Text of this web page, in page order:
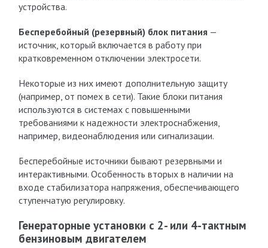
устройства.
Бесперебойный (резервный) блок питания—
источник, который включается в работу при
кратковременном отключении электросети.
Некоторые из них имеют дополнительную защиту
(например, от помех в сети). Такие блоки питания
используются в системах с повышенными
требованиями к надежности электроснабжения,
например, видеонаблюдения или сигнализации.
Бесперебойные источники бывают резервными и
интерактивными. Особенность вторых в наличии на
входе стабилизатора напряжения, обеспечивающего
ступенчатую регулировку.
Генераторные установки с 2- или 4-тактным
бензиновым двигателем